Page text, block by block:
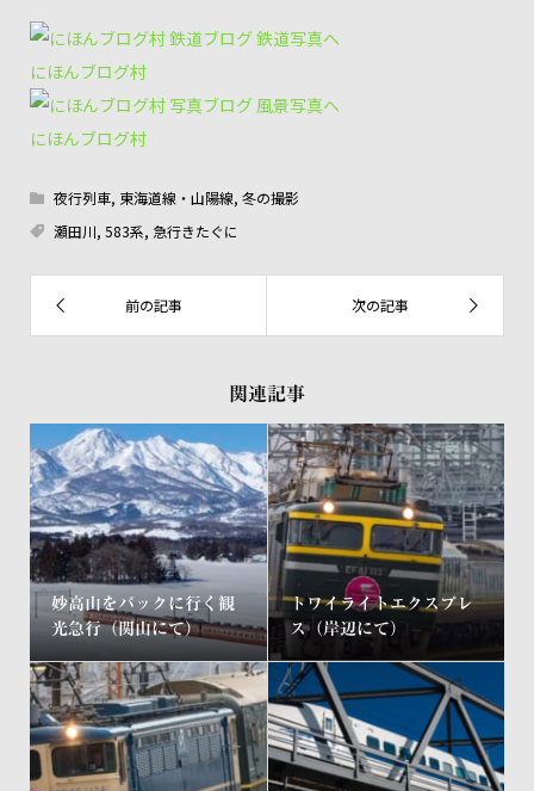
にほんブログ村
にほんブログ村
夜行列車, 東海道線・山陽線, 冬の撮影
瀬田川, 583系, 急行きたぐに
関連記事
妙高山をバックに行く観
光急行（関山にて）
トワイライトエクスプレ
ス（岸辺にて）